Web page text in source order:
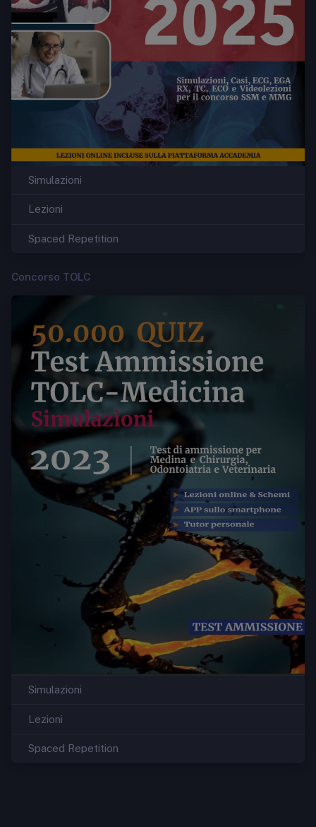
Simulazioni
Lezioni
Spaced Repetition
Concorso TOLC
Simulazioni
Lezioni
Spaced Repetition